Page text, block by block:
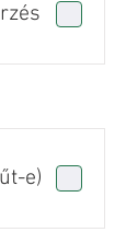
e)